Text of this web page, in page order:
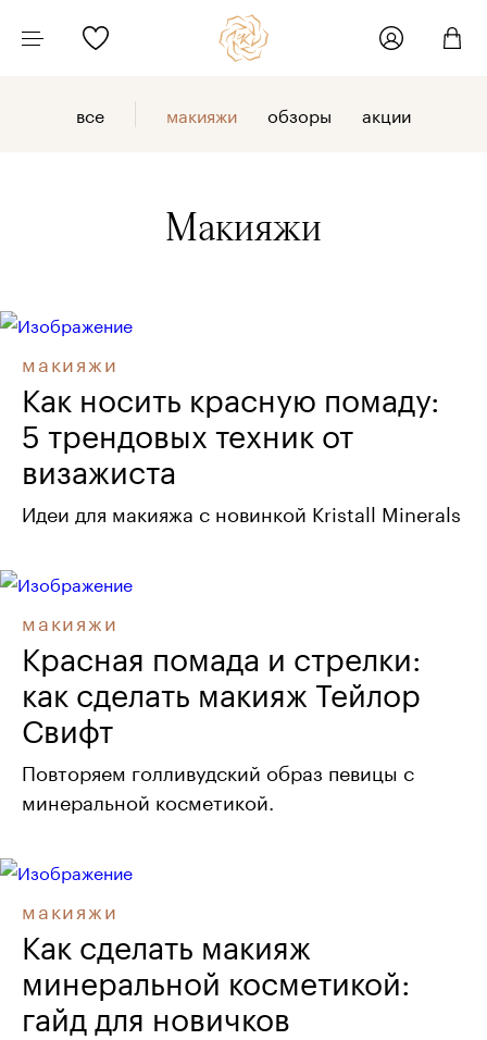
все макияжи обзоры акции
Макияжи
макияжи
Как носить красную помаду:
5 трендовых техник от
визажиста
Идеи для макияжа с новинкой Kristall Minerals
макияжи
Красная помада и стрелки:
как сделать макияж Тейлор
Свифт
Повторяем голливудский образ певицы с
минеральной косметикой.
макияжи
Как сделать макияж
минеральной косметикой:
гайд для новичков